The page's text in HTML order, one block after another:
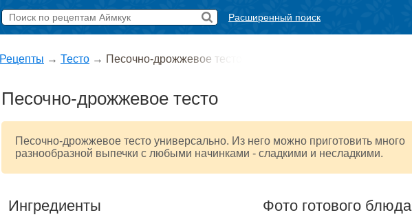
Расширенный поиск
Рецепты → Тесто → Песочно-дрожжевое тесто
Песочно-дрожжевое тесто
Песочно-дрожжевое тесто универсально. Из него можно приготовить много
разнообразной выпечки с любыми начинками - сладкими и несладкими.
Ингредиенты Фото готового блюда